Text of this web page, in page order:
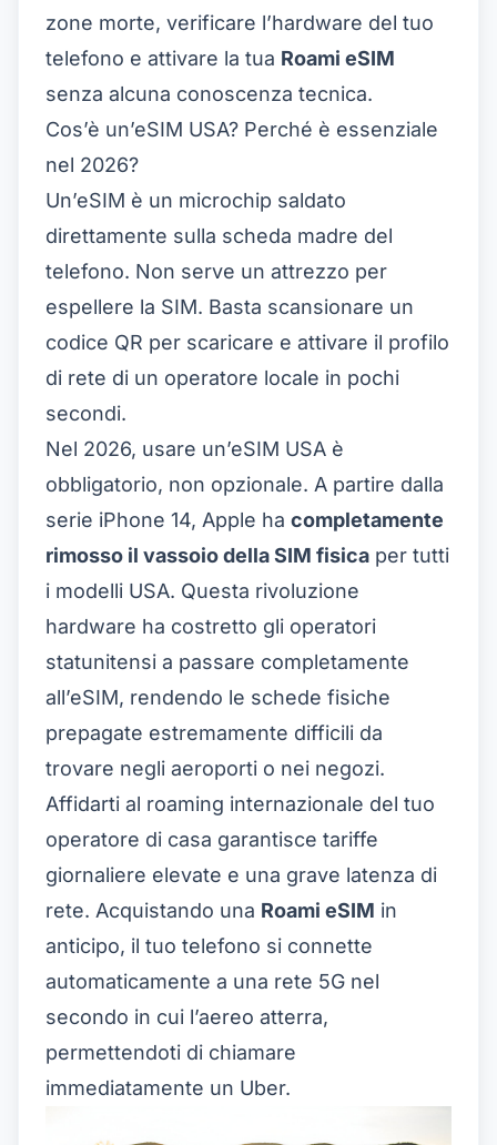
zone morte, verificare l’hardware del tuo
telefono e attivare la tua Roami eSIM
senza alcuna conoscenza tecnica.
Cos’è un’eSIM USA? Perché è essenziale
nel 2026?
Un’eSIM è un microchip saldato
direttamente sulla scheda madre del
telefono. Non serve un attrezzo per
espellere la SIM. Basta scansionare un
codice QR per scaricare e attivare il profilo
di rete di un operatore locale in pochi
secondi.
Nel 2026, usare un’eSIM USA è
obbligatorio, non opzionale. A partire dalla
serie iPhone 14, Apple ha completamente
rimosso il vassoio della SIM fisica per tutti
i modelli USA. Questa rivoluzione
hardware ha costretto gli operatori
statunitensi a passare completamente
all’eSIM, rendendo le schede fisiche
prepagate estremamente difficili da
trovare negli aeroporti o nei negozi.
Affidarti al roaming internazionale del tuo
operatore di casa garantisce tariffe
giornaliere elevate e una grave latenza di
rete. Acquistando una Roami eSIM in
anticipo, il tuo telefono si connette
automaticamente a una rete 5G nel
secondo in cui l’aereo atterra,
permettendoti di chiamare
immediatamente un Uber.